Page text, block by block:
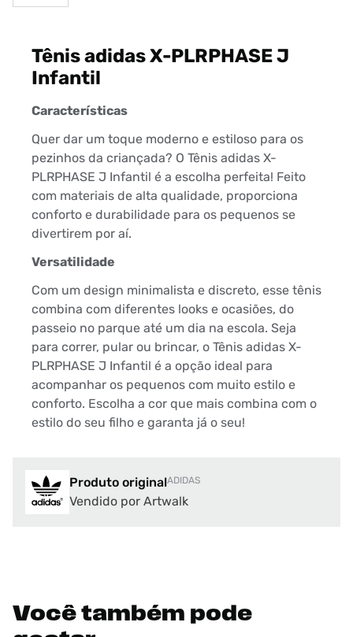
Tênis adidas X-PLRPHASE J
Infantil
Características
Quer dar um toque moderno e estiloso para os
pezinhos da criançada? O Tênis adidas X-
PLRPHASE J Infantil é a escolha perfeita! Feito
com materiais de alta qualidade, proporciona
conforto e durabilidade para os pequenos se
divertirem por aí.
Versatilidade
Com um design minimalista e discreto, esse tênis
combina com diferentes looks e ocasiões, do
passeio no parque até um dia na escola. Seja
para correr, pular ou brincar, o Tênis adidas X-
PLRPHASE J Infantil é a opção ideal para
acompanhar os pequenos com muito estilo e
conforto. Escolha a cor que mais combina com o
estilo do seu filho e garanta já o seu!
Produto originalADIDAS
Vendido por Artwalk
Você também pode